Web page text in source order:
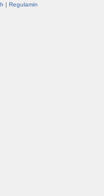
| Regulamin